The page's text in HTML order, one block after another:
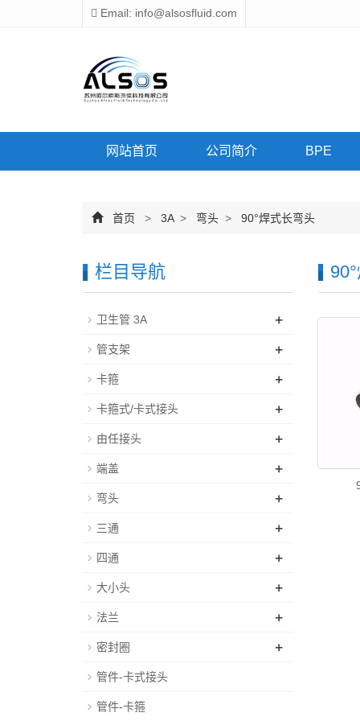
Email: info@alsosfluid.com
网站首页 公司简介 BPE
首页 > 3A > 弯头 > 90°焊式长弯头
栏目导航
卫生管 3A +
管支架 +
卡箍 +
卡箍式/卡式接头 +
由任接头 +
端盖 +
弯头 +
三通 +
四通 +
大小头 +
法兰 +
密封圈 +
管件-卡式接头
管件-卡箍